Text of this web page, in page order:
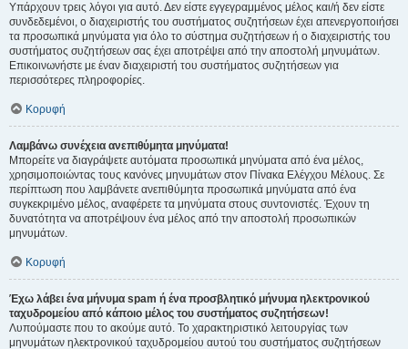
Υπάρχουν τρεις λόγοι για αυτό. Δεν είστε εγγεγραμμένος μέλος και/ή δεν είστε
συνδεδεμένοι, ο διαχειριστής του συστήματος συζητήσεων έχει απενεργοποιήσει
τα προσωπικά μηνύματα για όλο το σύστημα συζητήσεων ή ο διαχειριστής του
συστήματος συζητήσεων σας έχει αποτρέψει από την αποστολή μηνυμάτων.
Επικοινωνήστε με έναν διαχειριστή του συστήματος συζητήσεων για
περισσότερες πληροφορίες.
Κορυφή
Λαμβάνω συνέχεια ανεπιθύμητα μηνύματα!
Μπορείτε να διαγράψετε αυτόματα προσωπικά μηνύματα από ένα μέλος,
χρησιμοποιώντας τους κανόνες μηνυμάτων στον Πίνακα Ελέγχου Μέλους. Σε
περίπτωση που λαμβάνετε ανεπιθύμητα προσωπικά μηνύματα από ένα
συγκεκριμένο μέλος, αναφέρετε τα μηνύματα στους συντονιστές. Έχουν τη
δυνατότητα να αποτρέψουν ένα μέλος από την αποστολή προσωπικών
μηνυμάτων.
Κορυφή
Έχω λάβει ένα μήνυμα spam ή ένα προσβλητικό μήνυμα ηλεκτρονικού
ταχυδρομείου από κάποιο μέλος του συστήματος συζητήσεων!
Λυπούμαστε που το ακούμε αυτό. Το χαρακτηριστικό λειτουργίας των
μηνυμάτων ηλεκτρονικού ταχυδρομείου αυτού του συστήματος συζητήσεων